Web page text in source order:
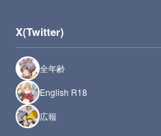
X(Twitter)
全年齢
English R18
広報